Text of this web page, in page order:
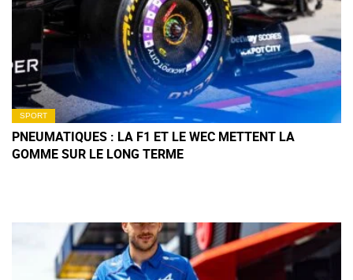
SPORT
PNEUMATIQUES : LA F1 ET LE WEC METTENT LA
GOMME SUR LE LONG TERME